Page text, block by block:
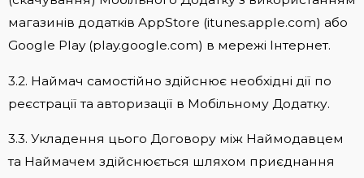
магазинів додатків AppStore (itunes.apple.com) або
Google Play (play.google.com) в мережі Інтернет.
3.2. Наймач самостійно здійснює необхідні дії по
реєстрації та авторизації в Мобільному Додатку.
3.3. Укладення цього Договору між Наймодавцем
та Наймачем здійснюється шляхом приєднання